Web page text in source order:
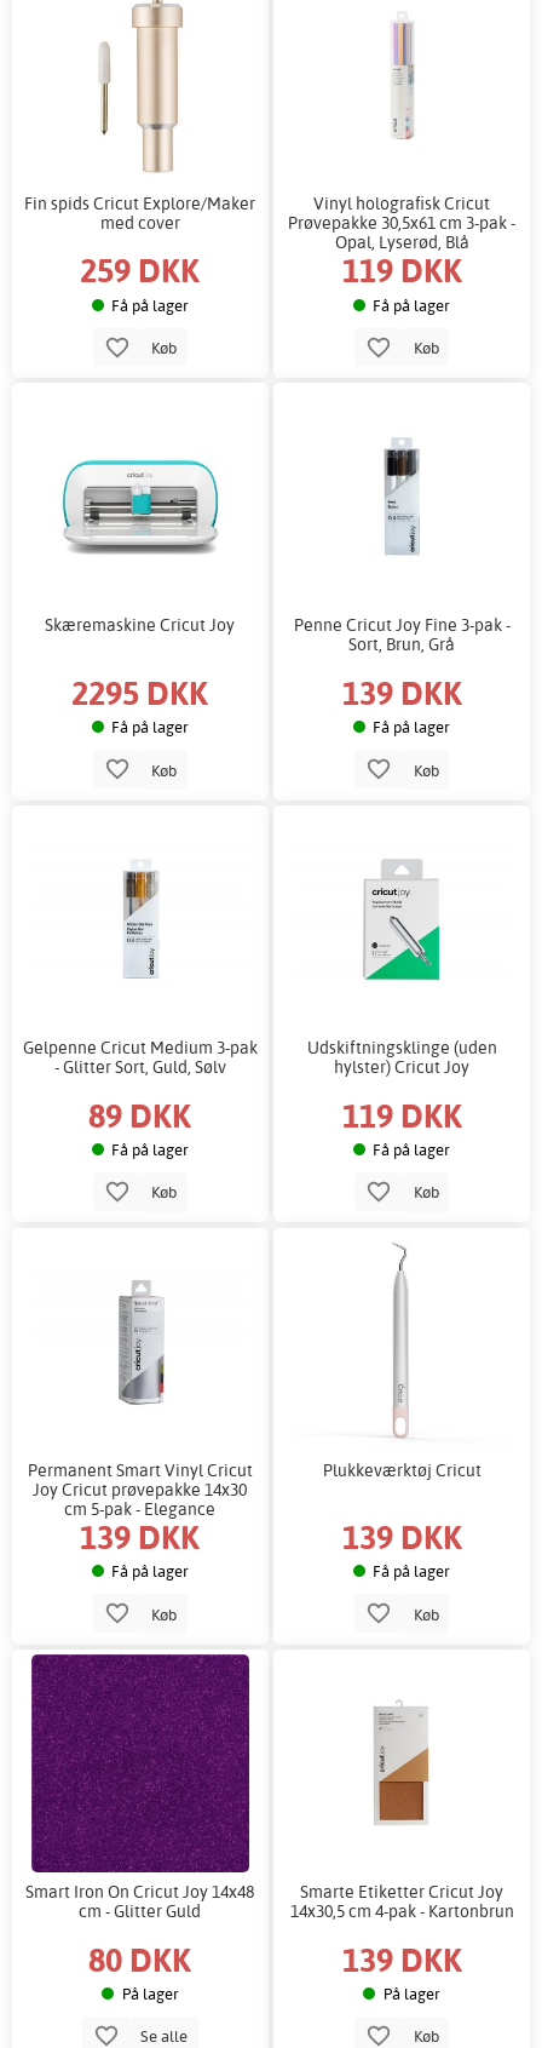
Fin spids Cricut Explore/Maker
med cover
259 DKK
Få på lager
Køb
Vinyl holografisk Cricut
Prøvepakke 30,5x61 cm 3-pak -
Opal, Lyserød, Blå
119 DKK
Få på lager
Køb
Skæremaskine Cricut Joy
2295 DKK
Få på lager
Køb
Penne Cricut Joy Fine 3-pak -
Sort, Brun, Grå
139 DKK
Få på lager
Køb
Gelpenne Cricut Medium 3-pak
- Glitter Sort, Guld, Sølv
89 DKK
Få på lager
Køb
Udskiftningsklinge (uden
hylster) Cricut Joy
119 DKK
Få på lager
Køb
Permanent Smart Vinyl Cricut
Joy Cricut prøvepakke 14x30
cm 5-pak - Elegance
139 DKK
Få på lager
Køb
Plukkeværktøj Cricut
139 DKK
Få på lager
Køb
Smart Iron On Cricut Joy 14x48
cm - Glitter Guld
80 DKK
På lager
Se alle
Smarte Etiketter Cricut Joy
14x30,5 cm 4-pak - Kartonbrun
139 DKK
På lager
Køb